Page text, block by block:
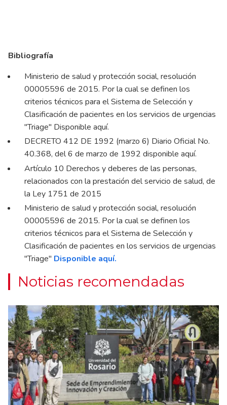
Bibliografía
Ministerio de salud y protección social, resolución
00005596 de 2015. Por la cual se definen los
criterios técnicos para el Sistema de Selección y
Clasificación de pacientes en los servicios de urgencias
"Triage" Disponible aquí.
DECRETO 412 DE 1992 (marzo 6) Diario Oficial No.
40.368, del 6 de marzo de 1992 disponible aquí.
Artículo 10 Derechos y deberes de las personas,
relacionados con la prestación del servicio de salud, de
la Ley 1751 de 2015
Ministerio de salud y protección social, resolución
00005596 de 2015. Por la cual se definen los
criterios técnicos para el Sistema de Selección y
Clasificación de pacientes en los servicios de urgencias
"Triage" Disponible aquí.
Noticias recomendadas